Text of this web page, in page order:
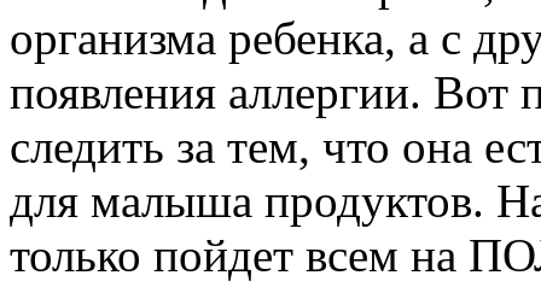
организма ребенка, а с
появления аллергии.
следить за тем, что она
для малыша продуктов.
только пойдет всем на